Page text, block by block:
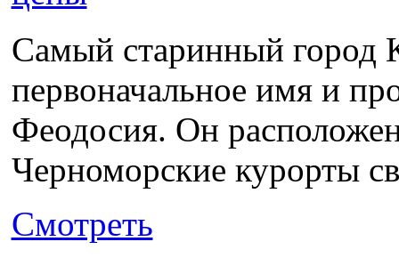
Самый старинный город
первоначальное имя и
Феодосия. Он
Черноморские курорты
Смотреть